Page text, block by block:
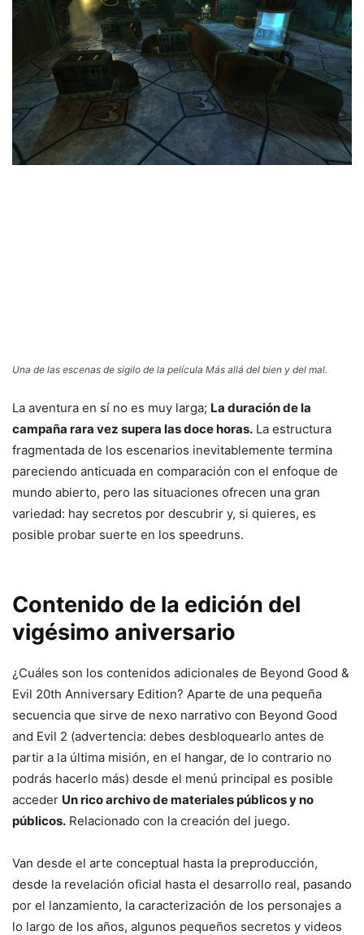
Una de las escenas de sigilo de la película Más allá del bien y del mal.
La aventura en sí no es muy larga; La duración de la
campaña rara vez supera las doce horas. La estructura
fragmentada de los escenarios inevitablemente termina
pareciendo anticuada en comparación con el enfoque de
mundo abierto, pero las situaciones ofrecen una gran
variedad: hay secretos por descubrir y, si quieres, es
posible probar suerte en los speedruns.
Contenido de la edición del
vigésimo aniversario
¿Cuáles son los contenidos adicionales de Beyond Good &
Evil 20th Anniversary Edition? Aparte de una pequeña
secuencia que sirve de nexo narrativo con Beyond Good
and Evil 2 (advertencia: debes desbloquearlo antes de
partir a la última misión, en el hangar, de lo contrario no
podrás hacerlo más) desde el menú principal es posible
acceder Un rico archivo de materiales públicos y no
públicos. Relacionado con la creación del juego.
Van desde el arte conceptual hasta la preproducción,
desde la revelación oficial hasta el desarrollo real, pasando
por el lanzamiento, la caracterización de los personajes a
lo largo de los años, algunos pequeños secretos y videos